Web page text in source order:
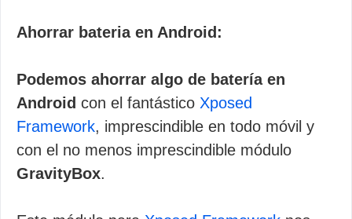
Ahorrar bateria en Android:
Podemos ahorrar algo de batería en
Android con el fantástico Xposed
Framework, imprescindible en todo móvil y
con el no menos imprescindible módulo
GravityBox.